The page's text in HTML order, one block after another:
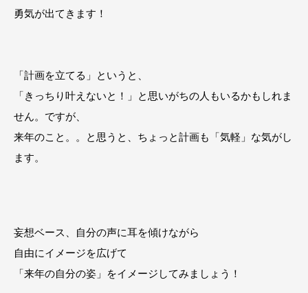
勇気が出てきます！
「計画を立てる」というと、
「きっちり叶えないと！」と思いがちの人もいるかもしれま
せん。ですが、
来年のこと。。と思うと、ちょっと計画も「気軽」な気がし
ます。
妄想ベース、自分の声に耳を傾けながら
自由にイメージを広げて
「来年の自分の姿」をイメージしてみましょう！